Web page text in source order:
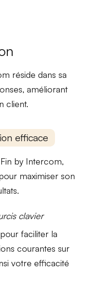
réside dans sa
améliorant
client.
efficace
by Intercom,
maximiser son
clavier
pour faciliter la
courantes sur
votreefficacité